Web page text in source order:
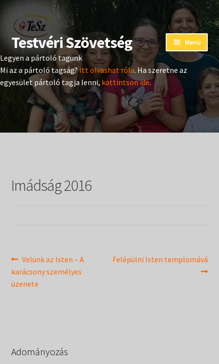
Ugrás
a
navigációhoz
Kilépés
a
tartalomba
Testvéri Szövetség Menü
Eseménynaptár
Adományozás
Pártoló tag belépés
Kiadványok
menu
Legyen a pártoló tagunk
Mi az a pártoló tagság?Itt olvashat róla. Ha szeretne az
egyesület pártoló tagja lenni, kattintson ide.
Imádság 2016
Bejegyzés
navigáció
Previous
post:
Velünk az Isten – A
karácsony személyes
üzenete
Next
Felépülni Isten templomává
Adományozás